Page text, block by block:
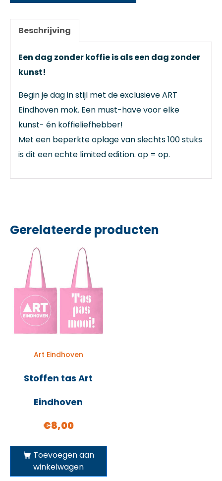
Beschrijving
Een dag zonder koffie is als een dag zonder
kunst!
Begin je dag in stijl met de exclusieve ART
Eindhoven mok. Een must-have voor elke
kunst- én koffieliefhebber!
Met een beperkte oplage van slechts 100 stuks
is dit een echte limited edition. op = op.
Gerelateerde producten
Art Eindhoven
Stoffen tas Art
Eindhoven
€8,00
Toevoegen aan
winkelwagen